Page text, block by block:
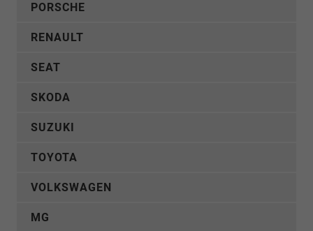
PORSCHE
RENAULT
SEAT
SKODA
SUZUKI
TOYOTA
VOLKSWAGEN
MG